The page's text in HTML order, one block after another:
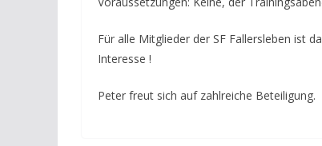
Für alle Mitglieder der SF Fallersleben ist
Interesse !
Peter freut sich auf zahlreiche Beteiligung.